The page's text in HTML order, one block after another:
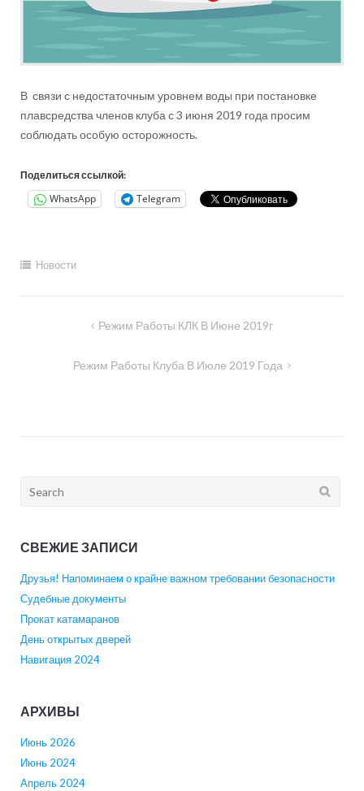
В связи с недостаточным уровнем воды при постановке
плавсредства членов клуба с 3 июня 2019 года просим
соблюдать особую осторожность.
Поделиться ссылкой:
WhatsApp Telegram
Новости
Навигация
записям
Режим Работы КЛК В Июне 2019г
Режим Работы Клуба В Июле 2019 Года
Search
СВЕЖИЕ ЗАПИСИ
Друзья! Напоминаем о крайне важном требовании безопасности
Судебные документы
Прокат катамаранов
День открытых дверей
Навигация 2024
АРХИВЫ
Июнь 2026
Июнь 2024
Апрель 2024